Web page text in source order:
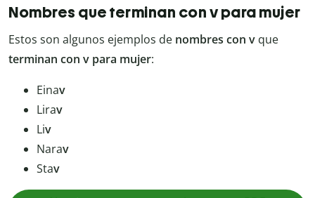
Nombres que terminan con v para mujer
Estos son algunos ejemplos de nombres con v que
terminan con v para mujer:
Einav
Lirav
Liv
Narav
Stav